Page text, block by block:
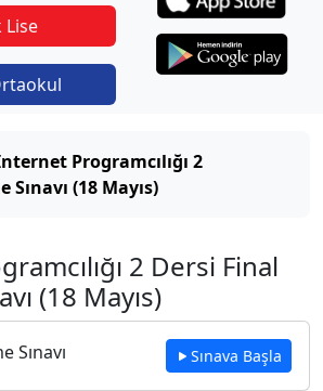
Lise
Programcılığı 2
(18 Mayıs)
2 Dersi Final
(18 Mayıs)
Sınavı Sınava Başla